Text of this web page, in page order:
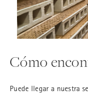
Cómo
Puede llegar a nuestra